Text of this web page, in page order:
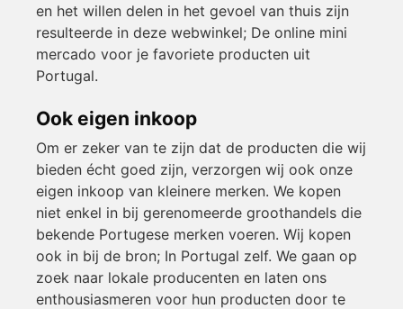
en het willen delen in het gevoel van thuis zijn
resulteerde in deze webwinkel; De online mini
mercado voor je favoriete producten uit
Portugal.
Ook eigen inkoop
Om er zeker van te zijn dat de producten die wij
bieden écht goed zijn, verzorgen wij ook onze
eigen inkoop van kleinere merken. We kopen
niet enkel in bij gerenomeerde groothandels die
bekende Portugese merken voeren. Wij kopen
ook in bij de bron; In Portugal zelf. We gaan op
zoek naar lokale producenten en laten ons
enthousiasmeren voor hun producten door te